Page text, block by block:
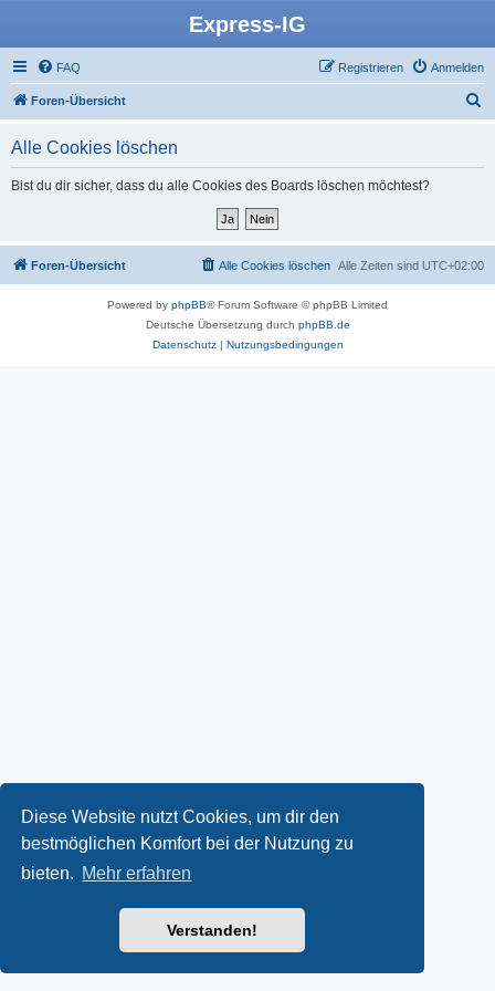
Diese Website nutzt Cookies, um dir den
bestmöglichen Komfort bei der Nutzung zu
bieten. Mehr erfahren
Verstanden!
Express-IG
FAQ Anmelden
Registrieren
Foren-Übersicht
Alle Cookies löschen
Bist du dir sicher, dass du alle Cookies des Boards löschen möchtest?
Foren-Übersicht Alle Zeiten sind UTC+02:00
Alle Cookies löschen
Powered by phpBB® Forum Software © phpBB Limited
Deutsche Übersetzung durch phpBB.de
Datenschutz| Nutzungsbedingungen